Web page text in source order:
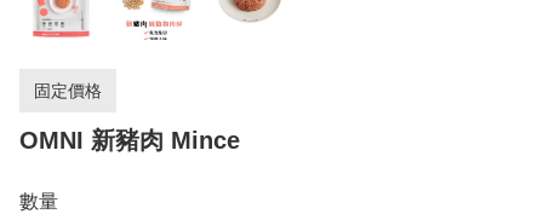
固定價格
OMNI 新豬肉 Mince
數量